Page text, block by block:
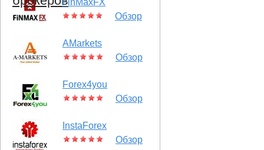
Обзор
AMarkets
Обзор
Forex4you
Обзор
InstaForex
Обзор